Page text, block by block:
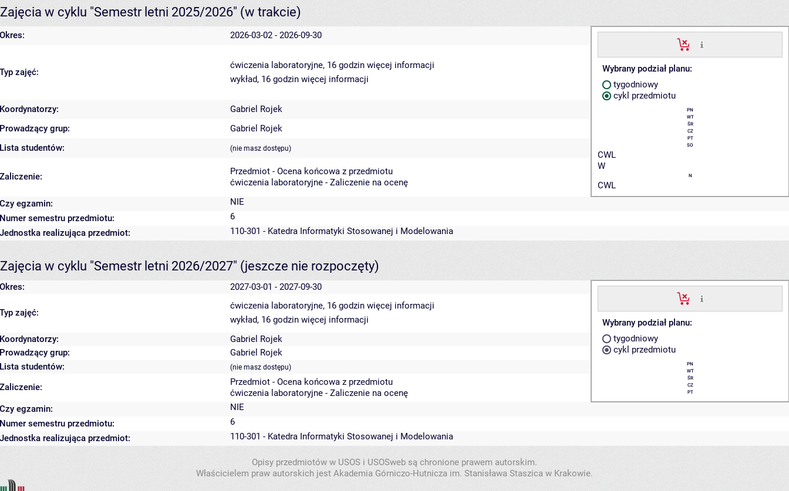
Zajęcia w cyklu "Semestr letni 2025/2026" (w trakcie)
Okres: 2026-03-02 - 2026-09-30
Wybrany podział planu:
tygodniowy
cykl przedmiotu
PN
WT
ŚR
CZ
PT
SO
CWL
W
N
CWL
Typ zajęć:
ćwiczenia laboratoryjne, 16 godzin więcej informacji
wykład, 16 godzin więcej informacji
Koordynatorzy:
Gabriel Rojek
Prowadzący grup:
Gabriel Rojek
Lista studentów:
(nie masz dostępu)
Zaliczenie:
Przedmiot - Ocena końcowa z przedmiotu
ćwiczenia laboratoryjne - Zaliczenie na ocenę
Czy egzamin:
NIE
Numer semestru przedmiotu:
6
Jednostka realizująca przedmiot:
110-301 - Katedra Informatyki Stosowanej i Modelowania
Zajęcia w cyklu "Semestr letni 2026/2027" (jeszcze nie rozpoczęty)
Okres: 2027-03-01 - 2027-09-30
Wybrany podział planu:
tygodniowy
cykl przedmiotu
PN
WT
ŚR
CZ
PT
Typ zajęć:
ćwiczenia laboratoryjne, 16 godzin więcej informacji
wykład, 16 godzin więcej informacji
Koordynatorzy:
Gabriel Rojek
Prowadzący grup:
Gabriel Rojek
Lista studentów:
(nie masz dostępu)
Zaliczenie:
Przedmiot - Ocena końcowa z przedmiotu
ćwiczenia laboratoryjne - Zaliczenie na ocenę
Czy egzamin:
NIE
Numer semestru przedmiotu:
6
Jednostka realizująca przedmiot:
110-301 - Katedra Informatyki Stosowanej i Modelowania
Opisy przedmiotów w USOS i USOSweb są chronione prawem autorskim.
Właścicielem praw autorskich jest Akademia Górniczo-Hutnicza im. Stanisława Staszica w Krakowie.